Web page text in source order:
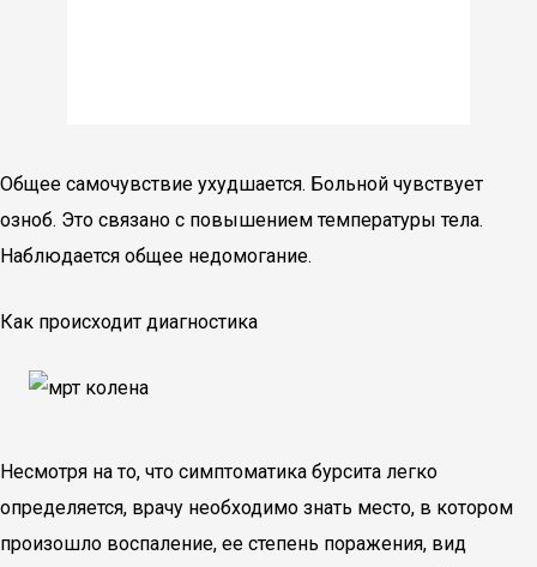
Общее самочувствие ухудшается. Больной чувствует
озноб. Это связано с повышением температуры тела.
Наблюдается общее недомогание.
Как происходит диагностика
Несмотря на то, что симптоматика бурсита легко
определяется, врачу необходимо знать место, в котором
произошло воспаление, ее степень поражения, вид